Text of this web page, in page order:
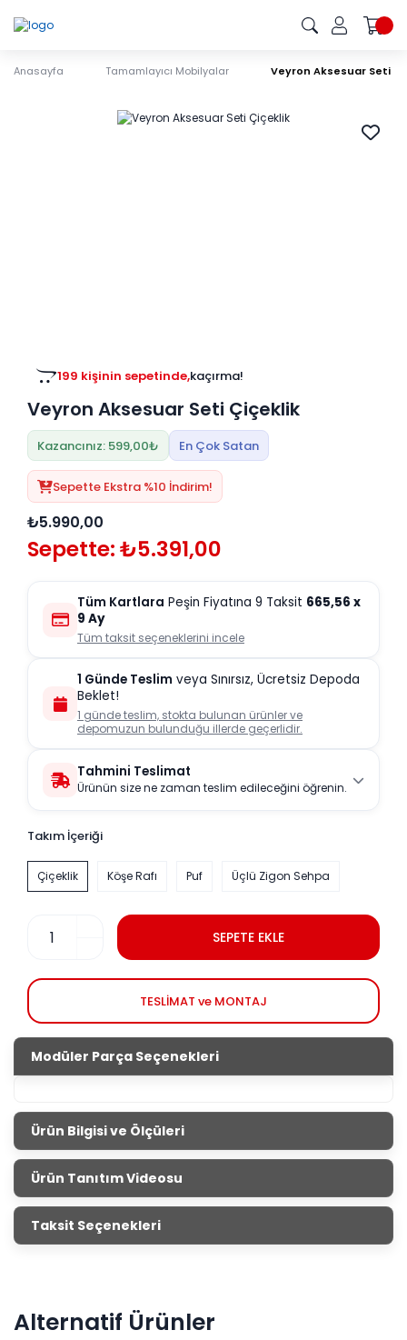
Anasayfa Tamamlayıcı Mobilyalar Veyron Aksesuar Seti
199 kişinin sepetinde,kaçırma!
Veyron Aksesuar Seti Çiçeklik
Kazancınız: 599,00₺ En Çok Satan
Sepette Ekstra %10 İndirim!
₺5.990,00
Sepette: ₺5.391,00
Tüm Kartlara Peşin Fiyatına 9 Taksit 665,56 x
9 Ay
Tüm taksit seçeneklerini incele
1 Günde Teslim veya Sınırsız, Ücretsiz Depoda
Beklet!
1 günde teslim, stokta bulunan ürünler ve
depomuzun bulunduğu illerde geçerlidir.
Tahmini Teslimat
Ürünün size ne zaman teslim edileceğini öğrenin.
Takım İçeriği
Çiçeklik Köşe Rafı Puf Üçlü Zigon Sehpa
SEPETE EKLE
TESLİMAT ve MONTAJ
Modüler Parça Seçenekleri
Ürün Bilgisi ve Ölçüleri
Aksesuar Setleri
Salonların tamamlayıcısı aksesuar setleri ile evini
mağazalarımızdan satın alarak evini dekore edebilirsin.
Ürün Tanıtım Videosu
Taksit Seçenekleri
Alternatif Ürünler